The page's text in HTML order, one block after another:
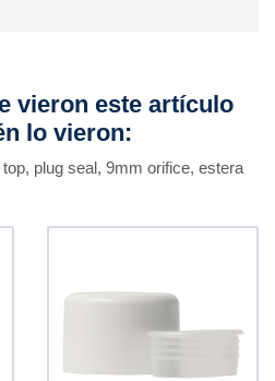
vieron este artículo
lo vieron:
plug seal, 9mm orifice, estera